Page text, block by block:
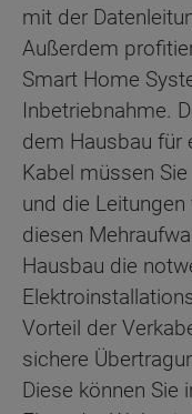
mit der
Außerdem
Smart Home
Inbetriebnahme.
dem Hausbau für
Kabel müssen
und die Leitungen
diesen
Hausbau die
Vorteil der
sichere
Diese können Sie